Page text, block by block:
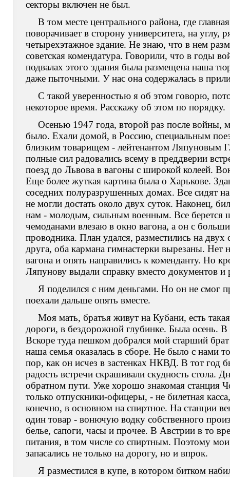
секторы включен не был.
В том месте центрального района, где
поворачивает в сторону университета, на углу,
четырехэтажное здание. Не знаю, что в нем
советская комендатура. Говорили, что в годы
подвалах этого здания была размещена наша
даже пыточными. У нас она содержалась в
С такой уверенностью я об этом говорю,
некоторое время. Расскажу об этом по порядку.
Осенью 1947 года, второй раз после войны,
было. Ехали домой, в Россию, специальным
близким товарищем - лейтенантом Ляпуновым
полные сил радовались всему в преддверии
поезд до Львова в вагоны с широкой колеей.
Еще более жуткая картина была о Харькове.
соседних полуразрушенных домах. Все сидят
не могли достать около двух суток. Наконец,
нам - молодым, сильным военным. Все
чемоданами влезаю в окно вагона, а он с
проводника. План удался, разместились на
друга, оба кармана гимнастерки вырезаны.
вагона и опять направились к коменданту. Но
Ляпунову выдали справку вместо документов и
Я поделился с ним деньгами. Но он не смог
поехали дальше опять вместе.
Моя мать, братья живут на Кубани, есть
дороги, в бездорожной глубинке. Была осень.
Вскоре туда пешком добрался мой старший
наша семья оказалась в сборе. Не было с нами
пор, как он исчез в застенках НКВД. В тот год
радость встречи скрашивали скудность стола.
обратном пути. Уже хорошо знакомая станция
только отпускники-офицеры, - не билетная
конечно, в основном на спиртное. На станции
один товар - вонючую водку собственного
белье, сапоги, часы и прочее. В Австрии в то
питания, в том числе со спиртным. Поэтому
запасались не только на дорогу, но и впрок.
Я разместился в купе, в котором битком